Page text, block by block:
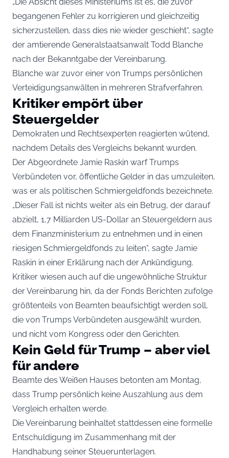
„Die Absicht dieses Ministeriums ist es, die zuvor
begangenen Fehler zu korrigieren und gleichzeitig
sicherzustellen, dass dies nie wieder geschieht“, sagte
der amtierende Generalstaatsanwalt Todd Blanche
nach der Bekanntgabe der Vereinbarung.
Blanche war zuvor einer von Trumps persönlichen
Verteidigungsanwälten in mehreren Strafverfahren.
Kritiker empört über
Steuergelder
Demokraten und Rechtsexperten reagierten wütend,
nachdem Details des Vergleichs bekannt wurden.
Der Abgeordnete Jamie Raskin warf Trumps
Verbündeten vor, öffentliche Gelder in das umzuleiten,
was er als politischen Schmiergeldfonds bezeichnete.
„Dieser Fall ist nichts weiter als ein Betrug, der darauf
abzielt, 1,7 Milliarden US-Dollar an Steuergeldern aus
dem Finanzministerium zu entnehmen und in einen
riesigen Schmiergeldfonds zu leiten“, sagte Jamie
Raskin in einer Erklärung nach der Ankündigung.
Kritiker wiesen auch auf die ungewöhnliche Struktur
der Vereinbarung hin, da der Fonds Berichten zufolge
größtenteils von Beamten beaufsichtigt werden soll,
die von Trumps Verbündeten ausgewählt wurden,
und nicht vom Kongress oder den Gerichten.
Kein Geld für Trump – aber viel
für andere
Beamte des Weißen Hauses betonten am Montag,
dass Trump persönlich keine Auszahlung aus dem
Vergleich erhalten werde.
Die Vereinbarung beinhaltet stattdessen eine formelle
Entschuldigung im Zusammenhang mit der
Handhabung seiner Steuerunterlagen.